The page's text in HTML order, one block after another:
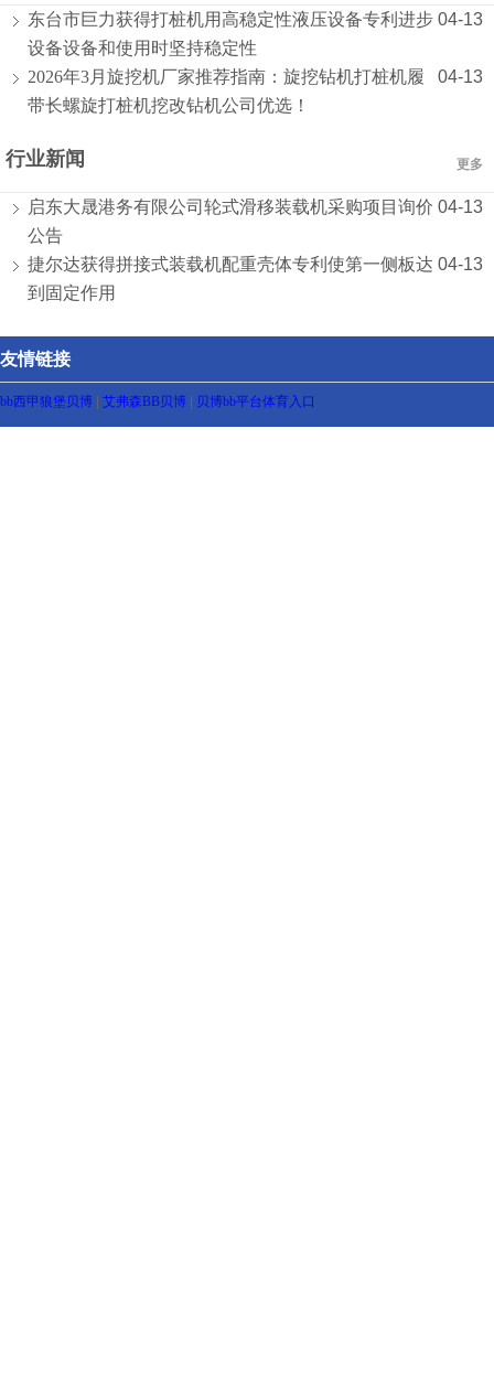
04-13
东台市巨力获得打桩机用高稳定性液压设备专利进步
设备设备和使用时坚持稳定性
04-13
2026年3月旋挖机厂家推荐指南：旋挖钻机打桩机履
带长螺旋打桩机挖改钻机公司优选！
更多
行业新闻
04-13
启东大晟港务有限公司轮式滑移装载机采购项目询价
公告
04-13
捷尔达获得拼接式装载机配重壳体专利使第一侧板达
到固定作用
友情链接
bb西甲狼堡贝博 艾弗森BB贝博 贝博bb平台体育入口